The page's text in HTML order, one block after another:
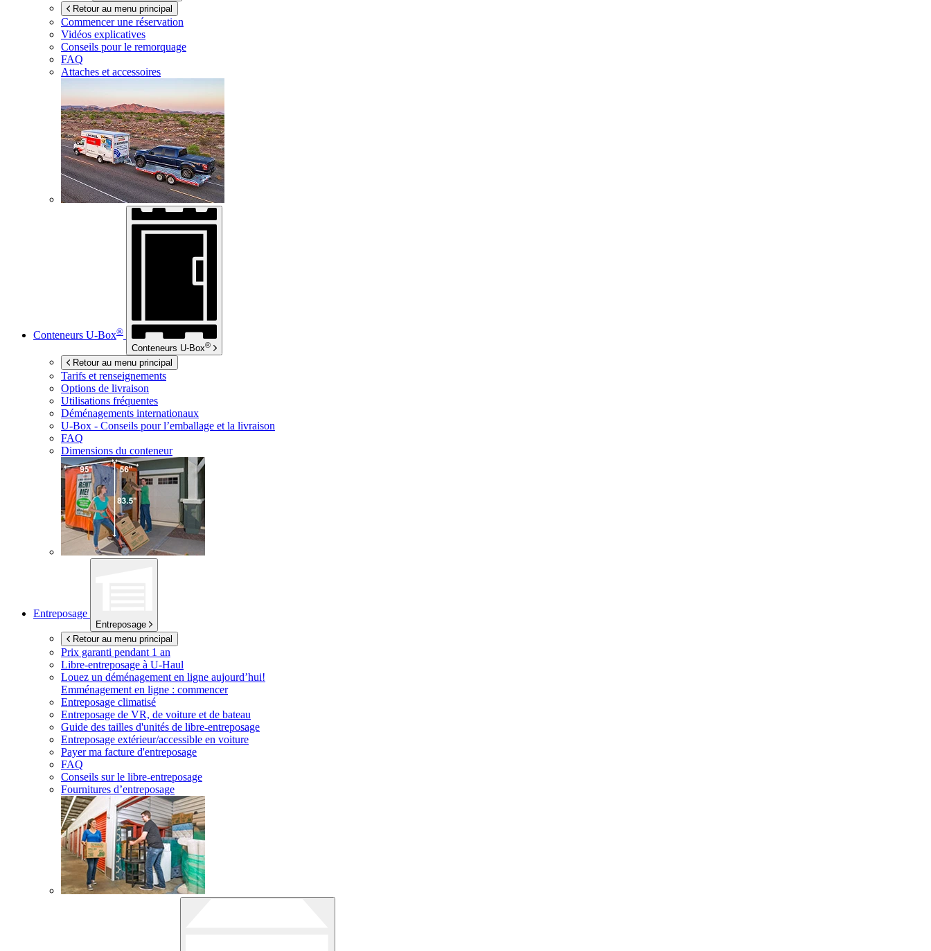
Retour au menu principal
Commencer une réservation
Vidéos explicatives
Conseils pour le remorquage
FAQ
Attaches et accessoires
Conteneurs U-Box®
Conteneurs U-Box®
Retour au menu principal
Tarifs et renseignements
Options de livraison
Utilisations fréquentes
Déménagements internationaux
U-Box - Conseils pour l’emballage et la livraison
FAQ
Dimensions du conteneur
Entreposage
Entreposage
Retour au menu principal
Prix garanti pendant 1 an
Libre-entreposage à U-Haul
Louez un déménagement en ligne aujourd’hui!
Emménagement en ligne : commencer
Entreposage climatisé
Entreposage de VR, de voiture et de bateau
Guide des tailles d'unités de libre-entreposage
Entreposage extérieur/accessible en voiture
Payer ma facture d'entreposage
FAQ
Conseils sur le libre-entreposage
Fournitures d’entreposage